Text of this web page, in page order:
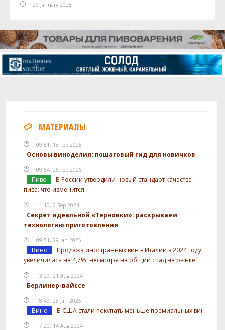
29 January 2025
МАТЕРИАЛЫ
09:51, 18 Feb 2025
Основы виноделия: пошаговый гид для новичков
09:54, 26 Feb 2026
Пиво
В России утвердили новый стандарт качества
пива: что изменится
11:10, 6 Sep 2024
Секрет идеальной «Терновки»: раскрываем
технологию приготовления
09:51, 29 Jan 2025
Вино
Продажа иностранных вин в Италии в 2024 году
увеличилась на 4,7%, несмотря на общий спад на рынке
13:29, 21 Aug 2024
Берлинер-вайссе
18:49, 28 Jan 2025
Вино В США стали покупать меньше премиальных вин
17:20, 14 Aug 2024